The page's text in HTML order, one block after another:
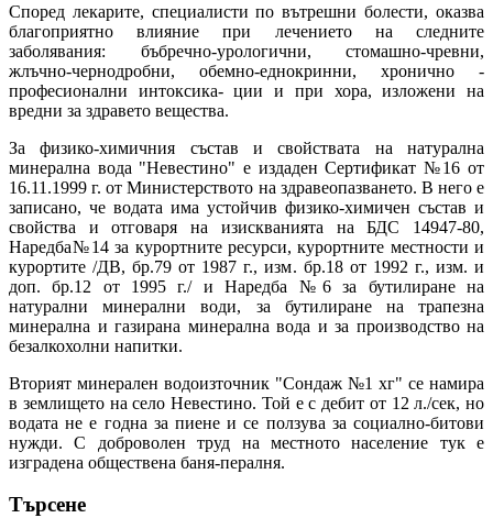
Според лекарите, специалисти по вътрешни болести, оказва
благоприятно влияние при лечението на следните
заболявания: бъбречно-урологични, стомашно-чревни,
жлъчно-чернодробни, обемно-еднокринни, хронично -
професионални интоксика- ции и при хора, изложени на
вредни за здравето вещества.
За физико-химичния състав и свойствата на натурална
минерална вода "Невестино" е издаден Сертификат №16 от
16.11.1999 г. от Министерството на здравеопазването. В него е
записано, че водата има устойчив физико-химичен състав и
свойства и отговаря на изискванията на БДС 14947-80,
Наредба№14 за курортните ресурси, курортните местности и
курортите /ДВ, бр.79 от 1987 г., изм. бр.18 от 1992 г., изм. и
доп. бр.12 от 1995 г./ и Наредба №6 за бутилиране на
натурални минерални води, за бутилиране на трапезна
минерална и газирана минерална вода и за производство на
безалкохолни напитки.
Вторият минерален водоизточник "Сондаж №1 хг" се намира
в землището на село Невестино. Той е с дебит от 12 л./сек, но
водата не е годна за пиене и се ползува за социално-битови
нужди. С доброволен труд на местното население тук е
изградена обществена баня-пералня.
Търсене